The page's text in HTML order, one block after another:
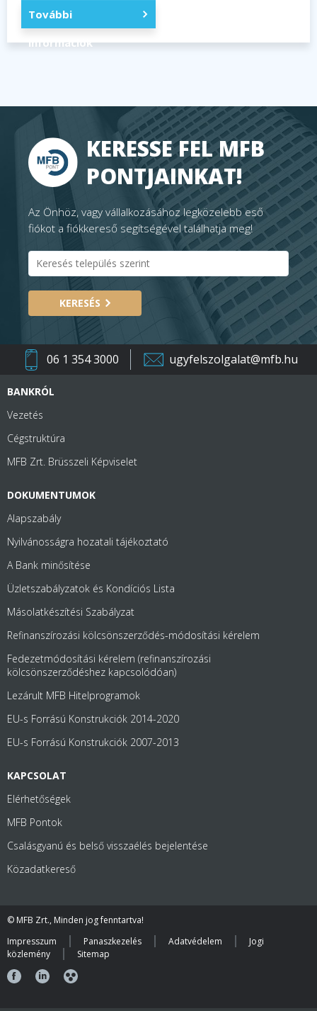
További
információk
KERESSE FEL MFB
PONTJAINKAT!
Az Önhöz, vagy vállalkozásához legközelebb eső
fiókot a fiókkereső segítségével találhatja meg!
KERESÉS
06 1 354 3000 ugyfelszolgalat@mfb.hu
BANKRÓL
Vezetés
Cégstruktúra
MFB Zrt. Brüsszeli Képviselet
DOKUMENTUMOK
Alapszabály
Nyilvánosságra hozatali tájékoztató
A Bank minősítése
Üzletszabályzatok és Kondíciós Lista
Másolatkészítési Szabályzat
Refinanszírozási kölcsönszerződés-módosítási kérelem
Fedezetmódosítási kérelem (refinanszírozási
kölcsönszerződéshez kapcsolódóan)
Lezárult MFB Hitelprogramok
EU-s Forrású Konstrukciók 2014-2020
EU-s Forrású Konstrukciók 2007-2013
KAPCSOLAT
Elérhetőségek
MFB Pontok
Csalásgyanú és belső visszaélés bejelentése
Közadatkereső
© MFB Zrt., Minden jog fenntartva!
Impresszum
Panaszkezelés Adatvédelem
Jogi
közlemény
Sitemap